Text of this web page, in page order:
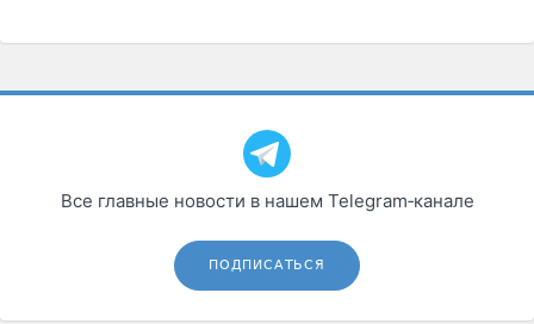
Все главные новости в нашем Telegram‑канале
ПОДПИСАТЬСЯ